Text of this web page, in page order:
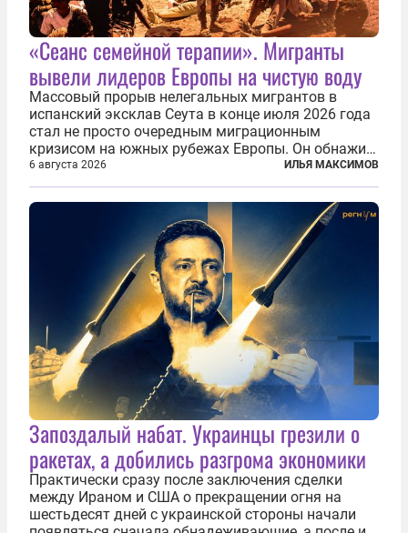
«Сеанс семейной терапии». Мигранты
вывели лидеров Европы на чистую воду
Массовый прорыв нелегальных мигрантов в
испанский эксклав Сеута в конце июля 2026 года
стал не просто очередным миграционным
кризисом на южных рубежах Европы. Он обнажил
фундаментальный раскол внутри Евросоюза,
продемонстрировав, что десятилетиями
выстраивавшаяся миграционная политика ЕС
6 августа 2026 ИЛЬЯ МАКСИМОВ
Запоздалый набат. Украинцы грезили о
ракетах, а добились разгрома экономики
Практически сразу после заключения сделки
между Ираном и США о прекращении огня на
шестьдесят дней с украинской стороны начали